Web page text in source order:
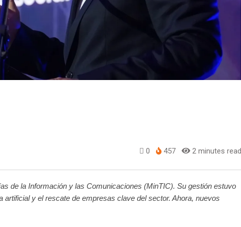
0 457 2 minutes read
de la Información y las Comunicaciones (MinTIC). Su gestión estuvo
y el rescate de empresas clave del sector. Ahora, nuevos